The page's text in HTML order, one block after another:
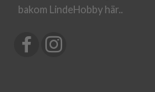
bakom LindeHobby här..